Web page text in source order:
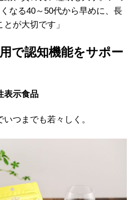
なる40～50代から早めに、長
が大切です」
で認知機能をサポー
表示食品
つまでも若々しく。